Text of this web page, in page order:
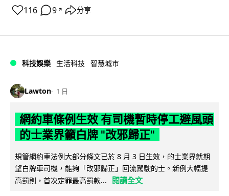
116 9 ↗ 分享
科技娛樂 生活科技 智慧城市
Lawton 1 日
網約車條例生效 有司機暫時停工避風頭
的士業界籲白牌 "改邪歸正"
規管網約車法例大部分條文已於 8 月 3 日生效，的士業界就期
望白牌車司機，能夠「改邪歸正」回流駕駛的士。新例大幅提
高罰則，首次定罪最高罰款...
閱讀全文